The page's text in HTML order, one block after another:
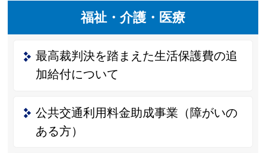
福祉・介護・医療
最高裁判決を踏まえた生活保護費の追
加給付について
公共交通利用料金助成事業（障がいの
ある方）